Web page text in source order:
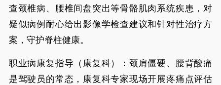
查颈椎病、腰椎间盘突出等骨骼肌肉系统疾患，对
疑似病例耐心给出影像学检查建议和针对性治疗方
案，守护脊柱健康。
职业病康复指导（康复科）：颈肩僵硬、腰背酸痛
是驾驶员的常态，康复科专家现场开展疼痛点评估